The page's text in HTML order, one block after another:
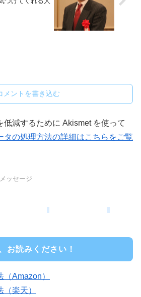
メントを書き込む
低減するために Akismet を使って
タの処理方法の詳細はこちらをご覧
メッセージ
お読みください！
（Amazon）
（楽天）